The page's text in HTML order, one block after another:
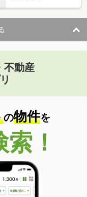
不動産
の物件を
！